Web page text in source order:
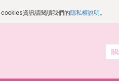
資訊請閱讀我們的隱私權說明 。